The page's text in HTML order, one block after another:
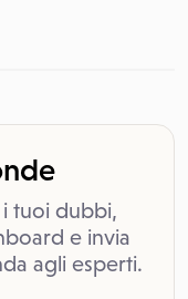
i tuoi dubbi,
e invia
agli esperti.